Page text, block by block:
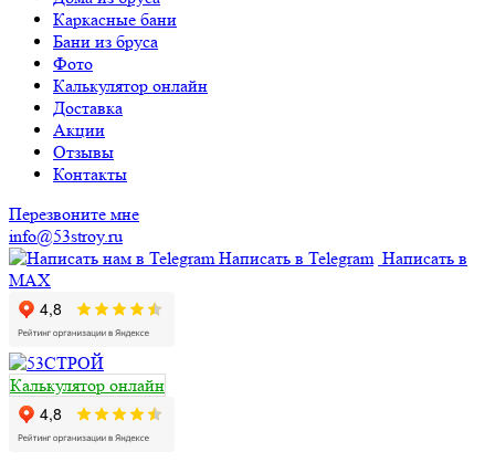
Каркасные бани
Бани из бруса
Фото
Калькулятор онлайн
Доставка
Акции
Отзывы
Контакты
Перезвоните мне
info@53stroy.ru
Написать в Telegram Написать в
MAX
Калькулятор онлайн